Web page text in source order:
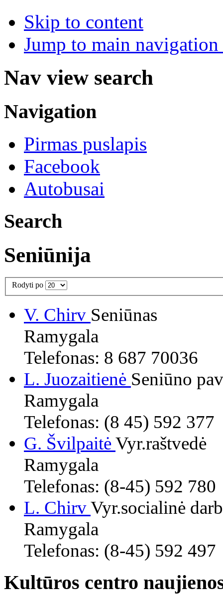
Skip to content
Jump to main
Nav view search
Navigation
Pirmas puslapis
Facebook
Autobusai
Search
Seniūnija
Rodyti po
V. Chirv Seniūnas
Ramygala
Telefonas: 8 687 70036
L. Juozaitienė Seniūno
Ramygala
Telefonas: (8 45) 592 377
G. ŠvilpaitėVyr.raštvedė
Ramygala
Telefonas: (8-45) 592 780
L. ChirvVyr.socialinė
Ramygala
Telefonas: (8-45) 592 497
Kultūros centro